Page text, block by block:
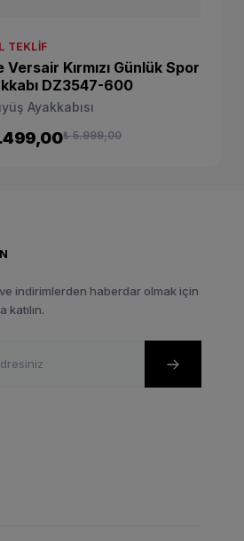
TEKLIF
Versair Kırmızı Günlük Spor
DZ3547-600
Ayakkabısı
₺ 5.999,00
indirimlerden haberdar olmak için
katılın.